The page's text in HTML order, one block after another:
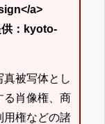
a>
供：kyoto-
被写体とし
る肖像権、商
用権などの諸